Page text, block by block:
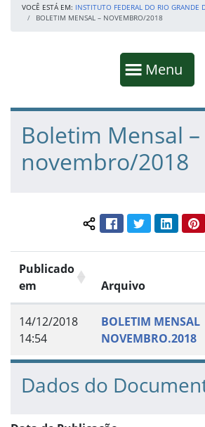
VOCÊ ESTÁ EM: INSTITUTO FEDERAL DO RIO GRANDE
BOLETIM MENSAL – NOVEMBRO/2018
Mostrar
Menu
Fim da navegação
Início do conteúdo
Boletim Mensal –
novembro/2018
Compartilhar
FacebookTwitterLinkedIn
Publicado
em
Arquivo
14/12/2018
14:54
BOLETIM MENSAL
NOVEMBRO.2018
Dados do